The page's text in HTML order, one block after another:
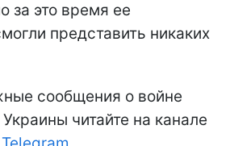
за это время ее
представить никаких
сообщения о войне
читайте на канале